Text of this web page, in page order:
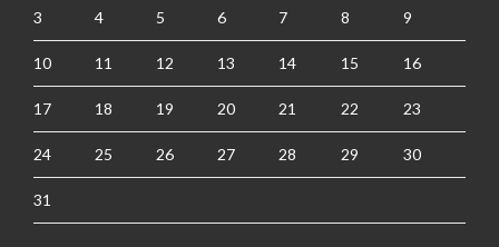
3 4 5 6 7 8 9
10 11 12 13 14 15 16
17 18 19 20 21 22 23
24 25 26 27 28 29 30
31